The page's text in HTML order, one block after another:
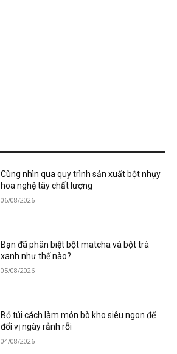
Cùng nhìn qua quy trình sản xuất bột nhụy
hoa nghệ tây chất lượng
06/08/2026
Bạn đã phân biệt bột matcha và bột trà
xanh như thế nào?
05/08/2026
Bỏ túi cách làm món bò kho siêu ngon để
đổi vị ngày rảnh rỗi
04/08/2026